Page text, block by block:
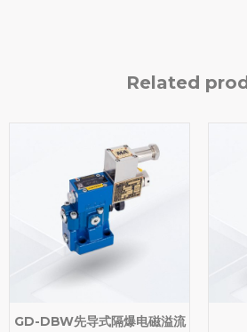
Related
GD-DBW先导式隔爆电磁溢流